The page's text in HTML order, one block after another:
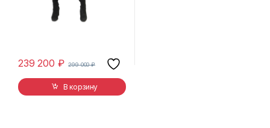
239 200 ₽ 299 000₽
В корзину